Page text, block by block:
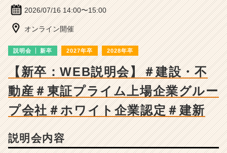
長
か
ら
ス
カ
ウ
ト
が
2026/07/16 14:00〜15:00
オンライン開催
説明会 新卒 2027年卒 2028年卒
【新卒：WEB説明会】＃建設・不
動産＃東証プライム上場企業グルー
プ会社＃ホワイト企業認定＃建新
説明会内容